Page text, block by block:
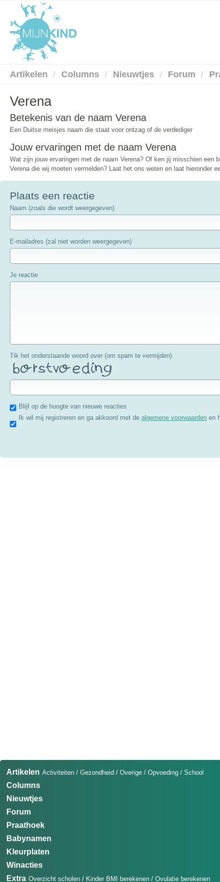
Artikelen Columns Nieuwtjes Forum
Verena
Betekenis van de naam Verena
Een Duitse meisjes naam die staat voor ontzag of de verdediger
Jouw ervaringen met de naam Verena
Wat zijn jouw ervaringen met de naam Verena? Of ken jij misschien een
Verena die wij moeten vermelden? Laat het ons weten en laat hieronder
Plaats een reactie
Naam (zoals die wordt weergegeven)
E-mailadres (zal niet worden weergegeven)
Je reactie
Tik het onderstaande woord over (om spam te vermijden)
Blijf op de hoogte van nieuwe reacties
Ik wil mij registreren en ga akkoord met dealgemene voorwaarden en
Artikelen Activiteiten / Gezondheid / Overige / Opvoeding / School
Columns
Nieuwtjes
Forum
Praathoek
Babynamen
Kleurplaten
Winacties
Extra Overzicht scholen / Kinder BMI berekenen / Ovulatie berekenen